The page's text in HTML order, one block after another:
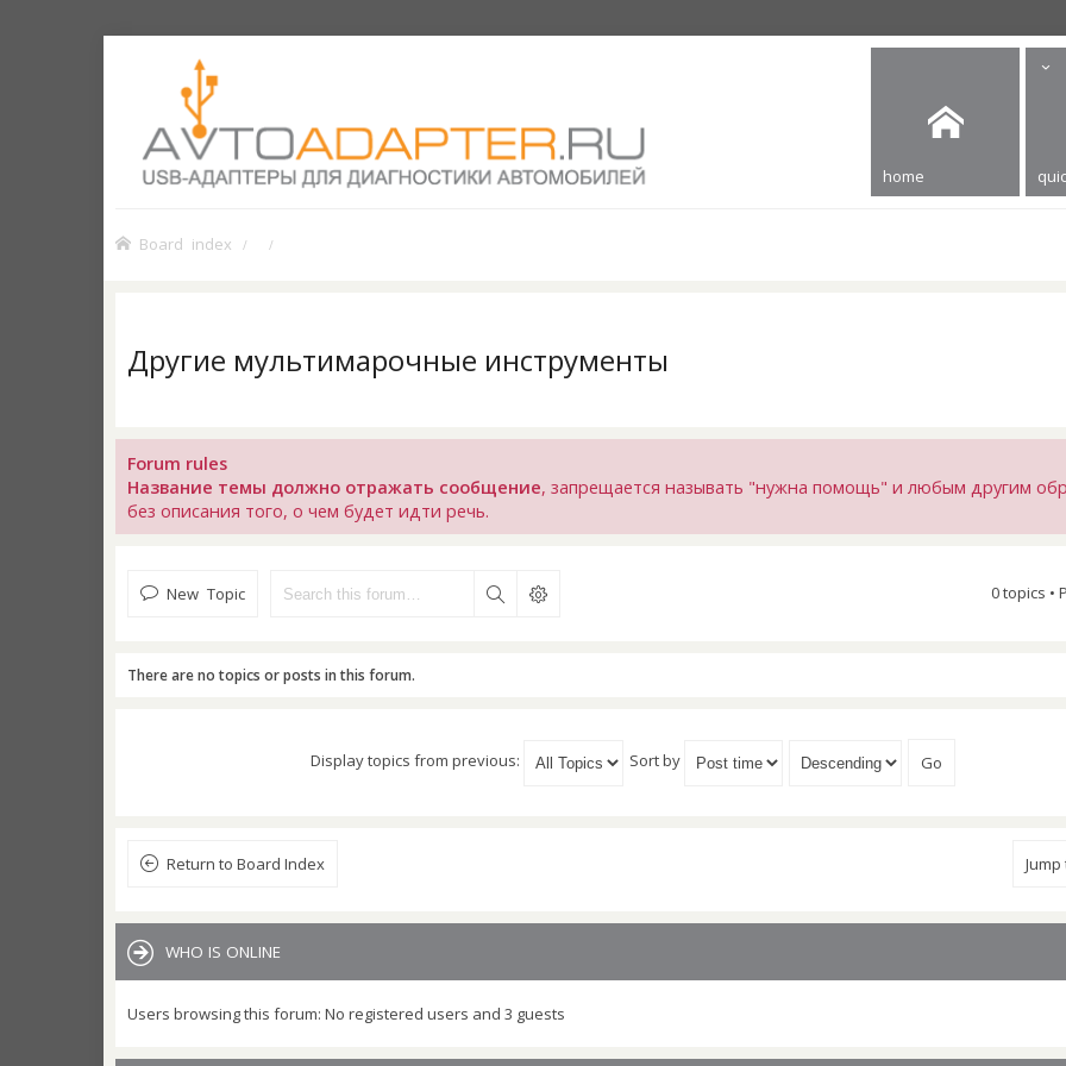
home
Board index
Другие мультимарочные инструменты
Forum rules
Название темы должно отражать сообщение, запрещается называть "нужна помощь" и любым другим
без описания того, о чем будет идти речь.
New Topic 0 topics •
There are no topics or posts in this forum.
Display topics from previous: Sort by
Return to Board Index Jump
WHO IS ONLINE
Users browsing this forum: No registered users and 3 guests